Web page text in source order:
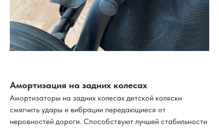
Амортизация на задних колесах
Амортизаторы на задних колесах детской коляски
смягчить удары и вибрации передающиеся от
неровностей дороги. Способствуют лучшей стабильности